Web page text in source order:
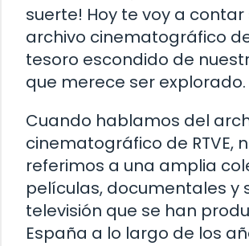
suerte! Hoy te voy a
archivo cinematográfico de
tesoro escondido de
que merece ser explorado.
Cuando hablamos del
cinematográfico de RTVE,
referimos a una amplia
películas, documentales y
televisión que se han
España a lo largo de los